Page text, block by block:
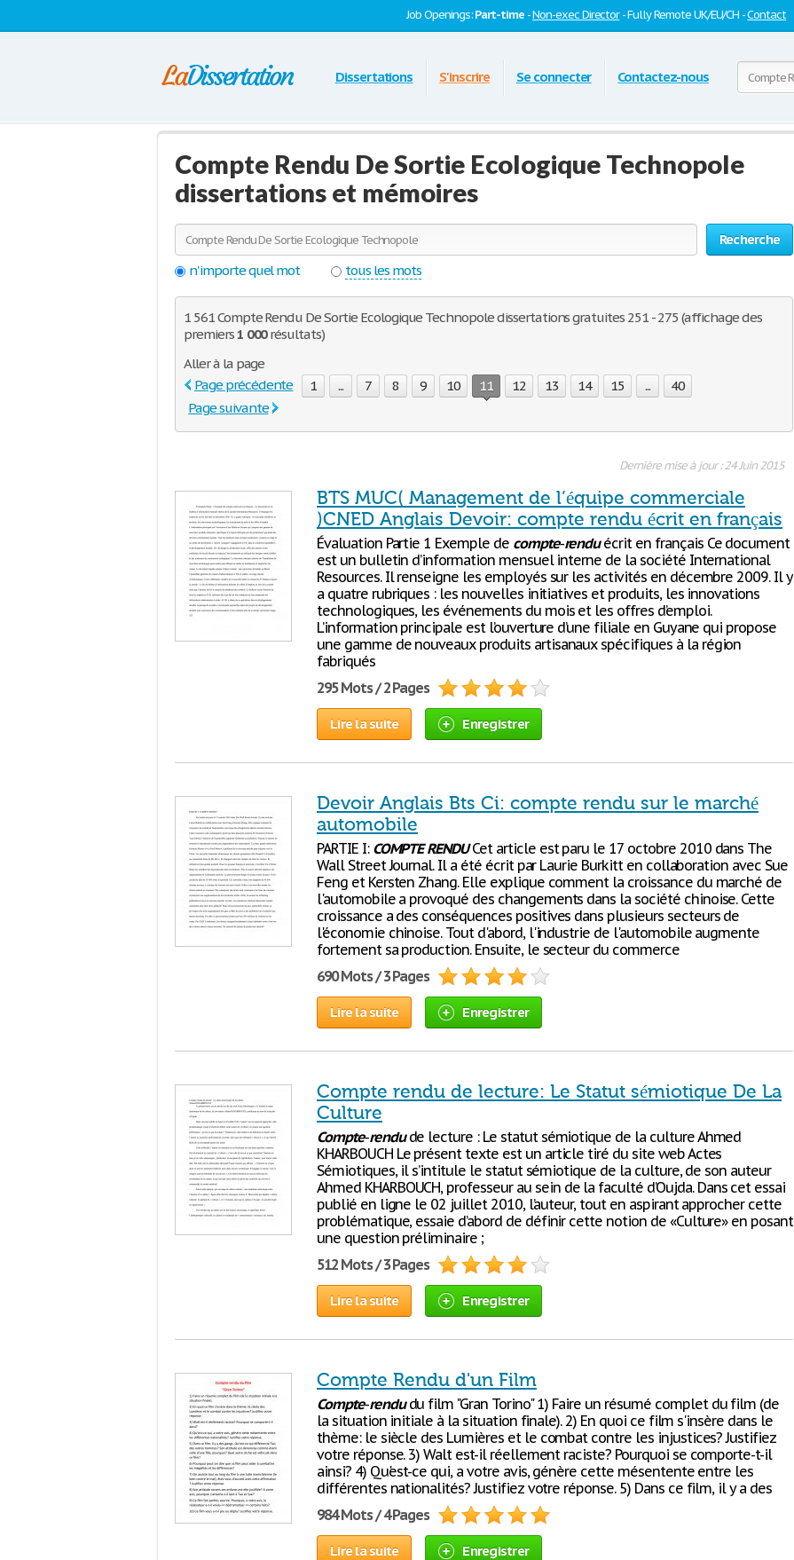
Job Openings:Part-time -Non-exec Director- Fully Remote UK/EU/CH -Contact
Dissertations S'inscrire Se connecter Contactez-nous
Compte Rendu De Sortie Ecologique Technopole
dissertations et mémoires
Recherche
n'importe quel mot
tous les mots
1 561 Compte Rendu De Sortie Ecologique Technopole dissertations gratuites 251 - 275 (affichage des
premiers1 000résultats)
Aller à la page
Page précédente
1 ... 7 8 9 10 11 12 13 14 15 ...
40
Page suivante
Dernière mise à jour : 24 Juin 2015
BTS MUC( Management de l’équipe commerciale
)CNED Anglais Devoir: compte rendu écrit en français
Évaluation Partie 1 Exemple de compte-renduécrit en français Ce document
est un bulletin d’information mensuel interne de la société International
Resources. Il renseigne les employés sur les activités en décembre 2009. Il y
a quatre rubriques : les nouvelles initiatives et produits, les innovations
technologiques, les événements du mois et les offres d’emploi.
L’information principale est l’ouverture d’une filiale en Guyane qui propose
une gamme de nouveaux produits artisanaux spécifiques à la région
fabriqués
295 Mots / 2 Pages
Lire la suite Enregistrer
Devoir Anglais Bts Ci: compte rendu sur le marché
automobile
PARTIE I: COMPTE RENDUCet article est paru le 17 octobre 2010 dans The
Wall Street Journal. Il a été écrit par Laurie Burkitt en collaboration avec Sue
Feng et Kersten Zhang. Elle explique comment la croissance du marché de
l'automobile a provoqué des changements dans la société chinoise. Cette
croissance a des conséquences positives dans plusieurs secteurs de
l'économie chinoise. Tout d'abord, l'industrie de l'automobile augmente
fortement sa production. Ensuite, le secteur du commerce
690 Mots / 3 Pages
Lire la suite Enregistrer
Compte rendu de lecture: Le Statut sémiotique De La
Culture
Compte-rendude lecture : Le statut sémiotique de la culture Ahmed
KHARBOUCH Le présent texte est un article tiré du site web Actes
Sémiotiques, il s’intitule le statut sémiotique de la culture, de son auteur
Ahmed KHARBOUCH, professeur au sein de la faculté d’Oujda. Dans cet essai
publié en ligne le 02 juillet 2010, l’auteur, tout en aspirant approcher cette
problématique, essaie d’abord de définir cette notion de «Culture» en posant
une question préliminaire ;
512 Mots / 3 Pages
Lire la suite Enregistrer
Compte Rendu d'un Film
Compte-rendudu film "Gran Torino" 1) Faire un résumé complet du film (de
la situation initiale à la situation finale). 2) En quoi ce film s'insère dans le
thème: le siècle des Lumières et le combat contre les injustices? Justifiez
votre réponse. 3) Walt est-il réellement raciste? Pourquoi se comporte-t-il
ainsi? 4) Qu'est-ce qui, a votre avis, génère cette mésentente entre les
différentes nationalités? Justifiez votre réponse. 5) Dans ce film, il y a des
984 Mots / 4 Pages
Lire la suite Enregistrer